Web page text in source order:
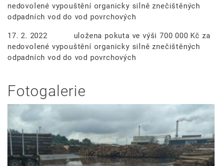
nedovolené vypouštění organicky silně znečištěných
odpadních vod do vod povrchových
17. 2. 2022 uložena pokuta ve výši 700 000 Kč za
nedovolené vypouštění organicky silně znečištěných
odpadních vod do vod povrchových
Fotogalerie